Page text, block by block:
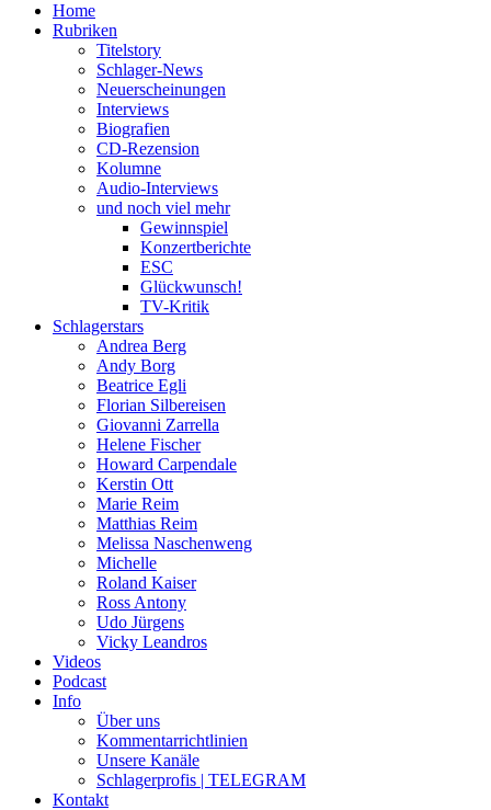
Home
Rubriken
Titelstory
Schlager-News
Neuerscheinungen
Interviews
Biografien
CD-Rezension
Kolumne
Audio-Interviews
und noch viel mehr
Gewinnspiel
Konzertberichte
ESC
Glückwunsch!
TV-Kritik
Schlagerstars
Andrea Berg
Andy Borg
Beatrice Egli
Florian Silbereisen
Giovanni Zarrella
Helene Fischer
Howard Carpendale
Kerstin Ott
Marie Reim
Matthias Reim
Melissa Naschenweng
Michelle
Roland Kaiser
Ross Antony
Udo Jürgens
Vicky Leandros
Videos
Podcast
Info
Über uns
Kommentarrichtlinien
Unsere Kanäle
Schlagerprofis | TELEGRAM
Kontakt